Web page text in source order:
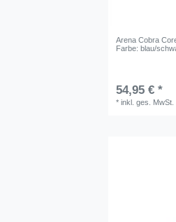
Arena Cobra
Farbe: blau/
54,95 € *
*inkl. ges. MwSt.